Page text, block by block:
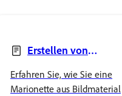
Erstellen von
Bildmaterial
Erfahren Sie, wie Sie eine
Marionette aus Bildmaterial